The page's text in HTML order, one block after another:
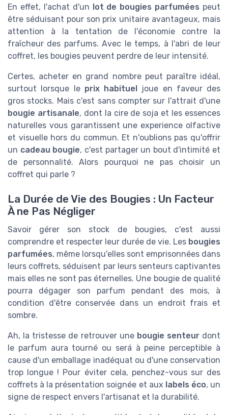
En effet, l'achat d'un lot de bougies parfumées peut
être séduisant pour son prix unitaire avantageux, mais
attention à la tentation de l'économie contre la
fraîcheur des parfums. Avec le temps, à l'abri de leur
coffret, les bougies peuvent perdre de leur intensité.
Certes, acheter en grand nombre peut paraître idéal,
surtout lorsque le prix habituel joue en faveur des
gros stocks. Mais c'est sans compter sur l'attrait d'une
bougie artisanale, dont la cire de soja et les essences
naturelles vous garantissent une experience olfactive
et visuelle hors du commun. Et n'oublions pas qu'offrir
un cadeau bougie, c'est partager un bout d'intimité et
de personnalité. Alors pourquoi ne pas choisir un
coffret qui parle ?
La Durée de Vie des Bougies : Un Facteur
À ne Pas Négliger
Savoir gérer son stock de bougies, c'est aussi
comprendre et respecter leur durée de vie. Les bougies
parfumées, même lorsqu'elles sont emprisonnées dans
leurs coffrets, séduisent par leurs senteurs captivantes
mais elles ne sont pas éternelles. Une bougie de qualité
pourra dégager son parfum pendant des mois, à
condition d'être conservée dans un endroit frais et
sombre.
Ah, la tristesse de retrouver une bougie senteurdont
le parfum aura tourné ou será à peine perceptible à
cause d'un emballage inadéquat ou d'une conservation
trop longue ! Pour éviter cela, penchez-vous sur des
coffrets à la présentation soignée et aux labels éco, un
signe de respect envers l'artisanat et la durabilité.